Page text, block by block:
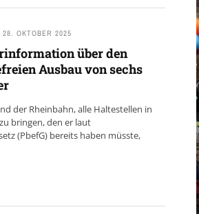
28. OKTOBER 2025
über den
Ausbau von sechs
der Rheinbahn, alle Haltestellen in
bringen, den er laut
(PbefG) bereits haben müsste,
CHIC: WIE
DEN
STIL IN IHREM